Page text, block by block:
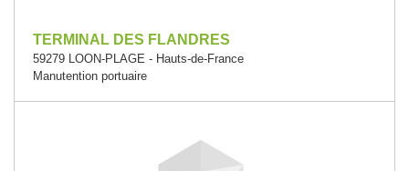
TERMINAL DES FLANDRES
59279 LOON-PLAGE - Hauts-de-France
Manutention portuaire